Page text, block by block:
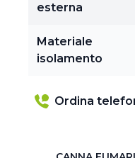
esterna
Materiale
isolamento
Ordina